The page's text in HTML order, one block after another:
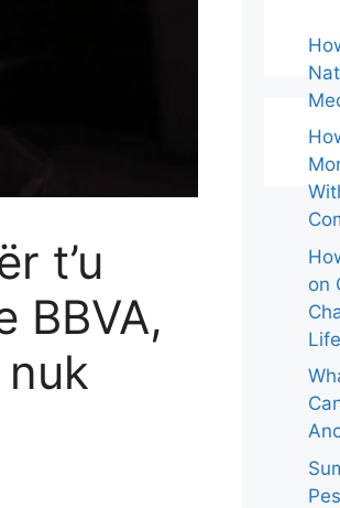
t’u
BBVA,
on